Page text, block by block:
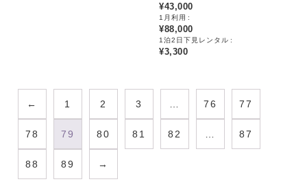
¥43,000
1月利用
¥88,000
1泊2日下見レンタル
¥3,300
← 1 2 3 76 77
78 79 80 81 82 87
88 89 →